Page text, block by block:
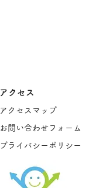
アクセス
アクセスマップ
お問い合わせフォーム
プライバシーポリシー